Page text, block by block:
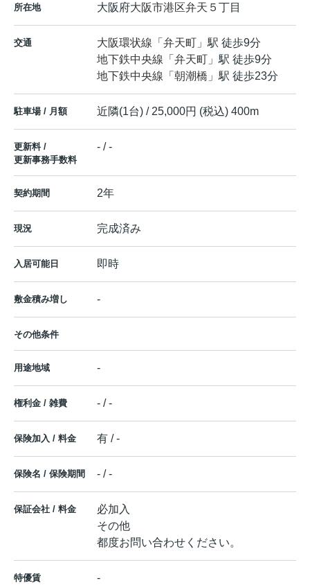
所在地 大阪府大阪市港区弁天 ５丁目
交通 大阪環状線 「 弁天町 」駅 徒歩9分
地下鉄中央線 「 弁天町 」駅 徒歩9分
地下鉄中央線 「 朝潮橋 」駅 徒歩23分
駐車場 / 月額 近隣(1台) / 25,000円 (税込) 400m
更新料 /
更新事務手数料
- / -
契約期間 2年
現況 完成済み
入居可能日 即時
敷金積み増し -
その他条件
用途地域 -
権利金 / 雑費 - / -
保険加入 / 料金 有 / -
保険名 / 保険期間 - / -
保証会社 / 料金
必加入
その他
都度お問い合わせください。
特優賃 -